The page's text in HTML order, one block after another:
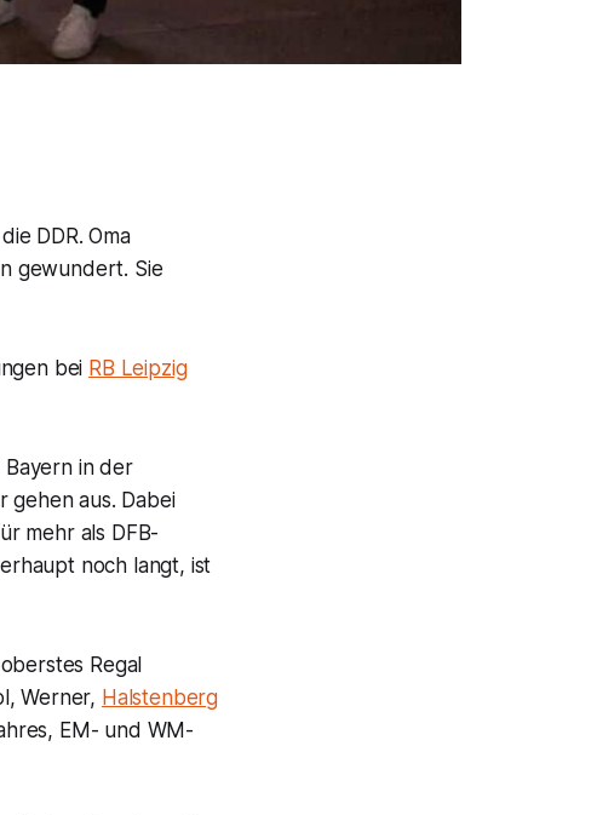
DDR. Oma
gewundert. Sie
bei RB Leipzig
in der
gehen aus. Dabei
mehr als DFB-
noch langt, ist
Regal
Werner, Halstenberg
EM- und WM-